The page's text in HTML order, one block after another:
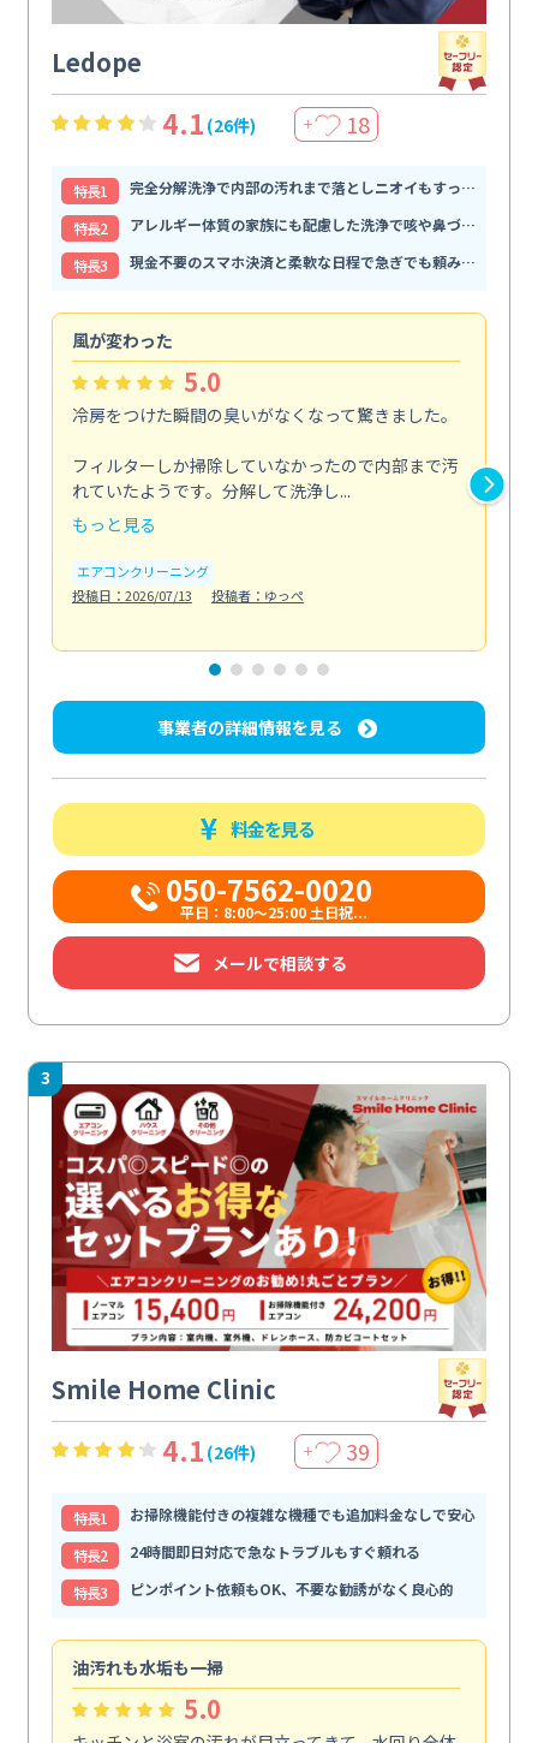
Ledope
4.1 (26件) ＋ 18
特⻑1
完全分解洗浄で内部の汚れまで落としニオイもすっきり解消
特⻑2
アレルギー体質の家族にも配慮した洗浄で咳や鼻づまりが和らぐ
特⻑3
現金不要のスマホ決済と柔軟な日程で急ぎでも頼みやすい
風が変わった
5.0
冷房をつけた瞬間の臭いがなくなって驚きました。
フィルターしか掃除していなかったので内部まで汚
れていたようです。分解して洗浄し...
もっと見る
エアコンクリーニング
投稿日：2026/07/13
投稿者：ゆっぺ
事業者の詳細情報を見る
料金を見る
050-7562-0020
平日：8:00〜25:00 土日祝...
メールで相談する
3
Smile Home Clinic
4.1 (26件) ＋ 39
特⻑1
お掃除機能付きの複雑な機種でも追加料金なしで安心
特⻑2
24時間即日対応で急なトラブルもすぐ頼れる
特⻑3
ピンポイント依頼もOK、不要な勧誘がなく良心的
油汚れも水垢も一掃
5.0